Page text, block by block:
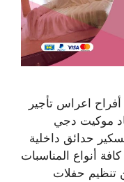
اعراس تأجير
موكيت دجي
حدائق داخلية
أنواع المناسبات
تنظيم حفلات